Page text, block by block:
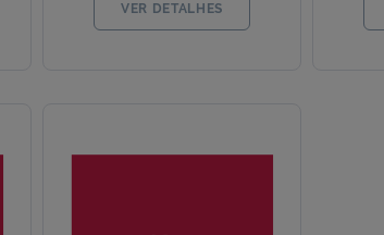
VER DETALHES